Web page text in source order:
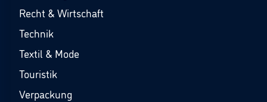
Recht & Wirtschaft
Technik
Textil & Mode
Touristik
Verpackung